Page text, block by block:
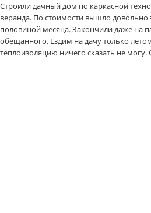
Строили дачный дом по каркасной
веранда. По стоимости вышло довольно
половиной месяца. Закончили даже на
обещанного. Ездим на дачу только
теплоизоляцию ничего сказать не могу.